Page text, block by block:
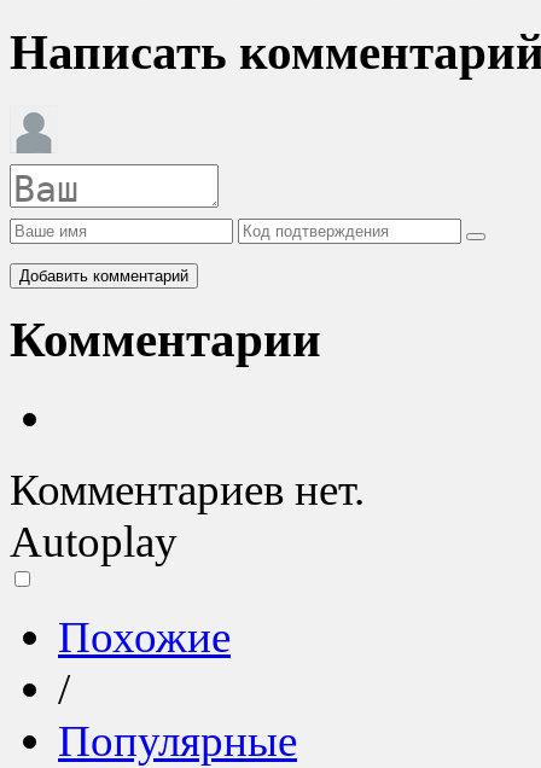
Написать
Добавить комментарий
Комментарии
Комментариев нет.
Autoplay
Похожие
/
Популярные